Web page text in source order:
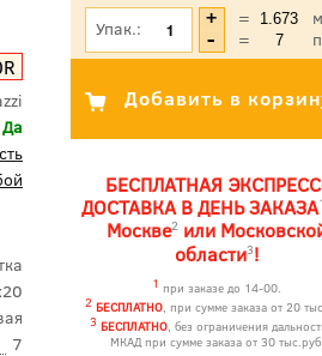
Да
7
Упак.: =
=
БЕСПЛАТНАЯ
ДОСТАВКА В ДЕНЬ ЗАКАЗА1
Москве2 или
области3!
1 при заказе до 14-00.
2 БЕСПЛАТНО, при сумме заказа от 20
3 БЕСПЛАТНО, без ограничения
МКАД при сумме заказа от 30 тыс.руб.